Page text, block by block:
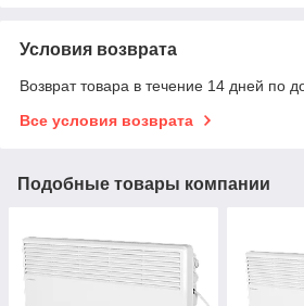
Условия возврата
Возврат товара в течение 14 дней по
Все условия возврата
Подобные товары компании